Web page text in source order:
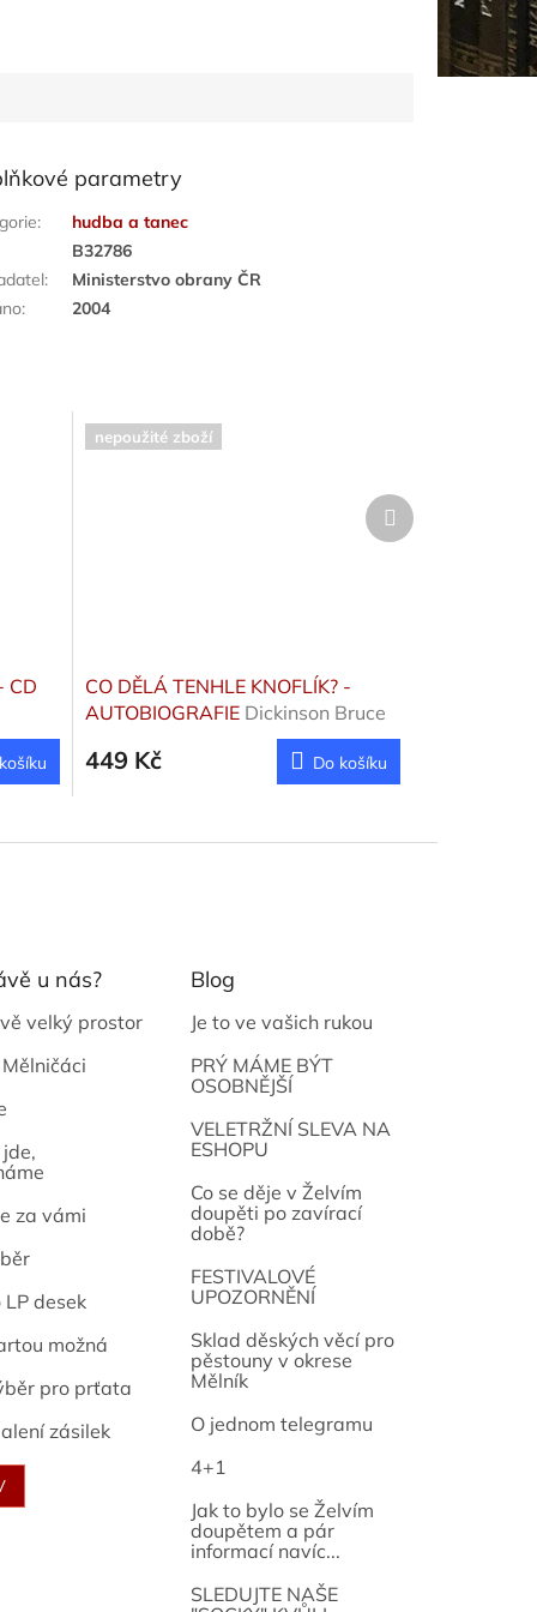
parametry
:
hudba a tanec
B32786
:
Ministerstvo obrany ČR
: 2004
CD
nepoužité zboží
CO DĚLÁ TENHLE KNOFLÍK? -
AUTOBIOGRAFIE Dickinson Bruce
449 Kč Do košíku
Další
produkt
u nás?
velký prostor
za vámi
desek
možná
pro prťata
zásilek
Blog
Je to ve vašich rukou
PRÝ MÁME BÝT
OSOBNĚJŠÍ
VELETRŽNÍ SLEVA NA
ESHOPU
Co se děje v Želvím
doupěti po zavírací
době?
FESTIVALOVÉ
UPOZORNĚNÍ
Sklad děských věcí pro
pěstouny v okrese
Mělník
O jednom telegramu
4+1
Jak to bylo se Želvím
doupětem a pár
informací navíc...
SLEDUJTE NAŠE